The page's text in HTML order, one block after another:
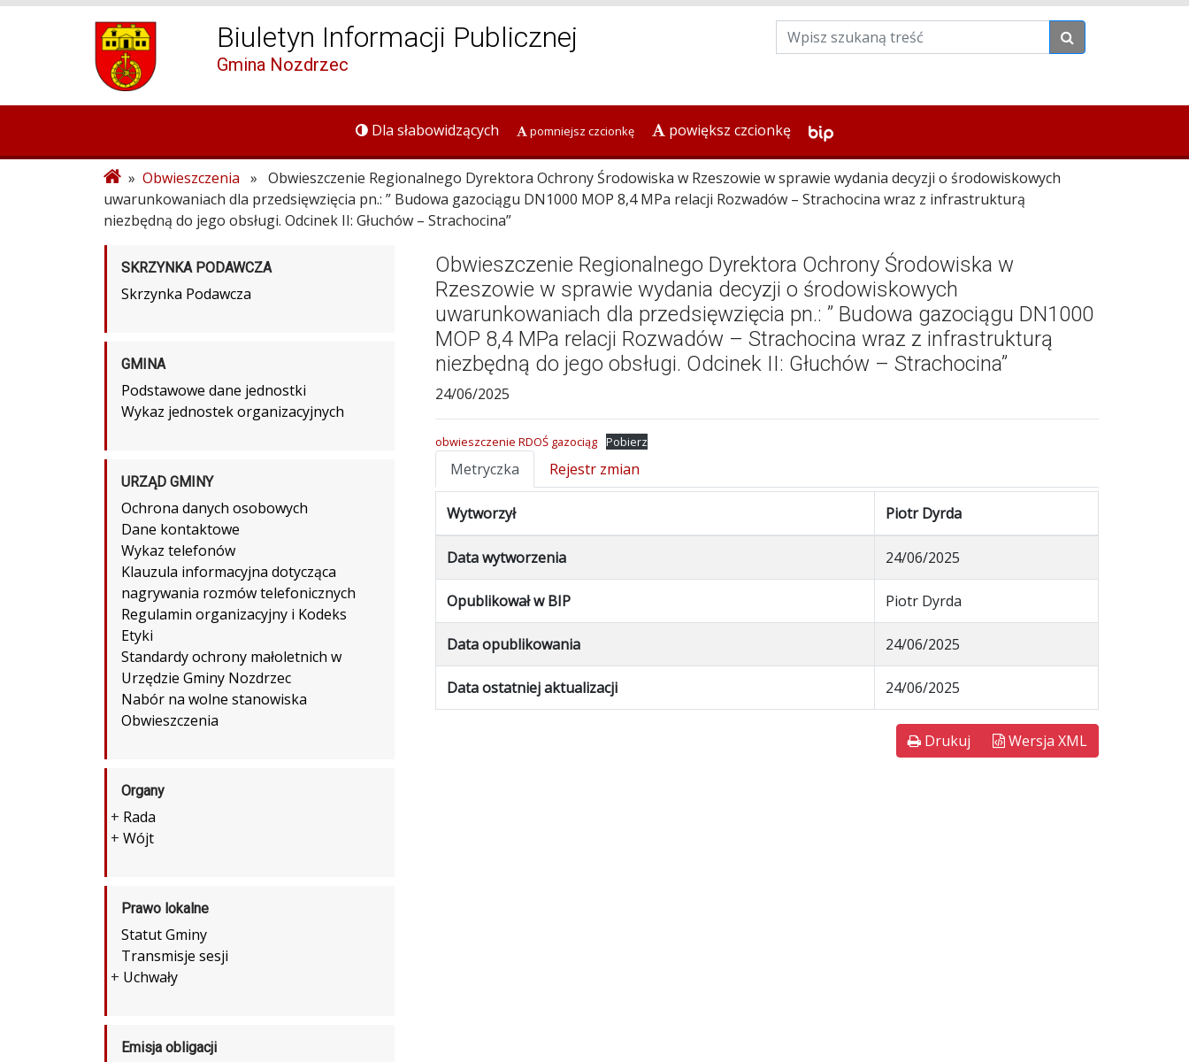
Biuletyn Informacji Publicznej
Gmina Nozdrzec
Dla słabowidzących pomniejsz czcionkę powiększ czcionkę
» Obwieszczenia » Obwieszczenie Regionalnego Dyrektora Ochrony Środowiska w Rzeszowie w sprawie wydania decyzji o środowiskowych
uwarunkowaniach dla przedsięwzięcia pn.: ” Budowa gazociągu DN1000 MOP 8,4 MPa relacji Rozwadów – Strachocina wraz z infrastrukturą
niezbędną do jego obsługi. Odcinek II: Głuchów – Strachocina”
SKRZYNKA PODAWCZA
Skrzynka Podawcza
GMINA
Podstawowe dane jednostki
Wykaz jednostek organizacyjnych
URZĄD GMINY
Ochrona danych osobowych
Dane kontaktowe
Wykaz telefonów
Klauzula informacyjna dotycząca
nagrywania rozmów telefonicznych
Regulamin organizacyjny i Kodeks
Etyki
Standardy ochrony małoletnich w
Urzędzie Gminy Nozdrzec
Nabór na wolne stanowiska
Obwieszczenia
Organy
+ Rada
+ Wójt
Prawo lokalne
Statut Gminy
Transmisje sesji
+ Uchwały
Emisja obligacji
Obwieszczenie Regionalnego Dyrektora Ochrony Środowiska w
Rzeszowie w sprawie wydania decyzji o środowiskowych
uwarunkowaniach dla przedsięwzięcia pn.: ” Budowa gazociągu DN1000
MOP 8,4 MPa relacji Rozwadów – Strachocina wraz z infrastrukturą
niezbędną do jego obsługi. Odcinek II: Głuchów – Strachocina”
24/06/2025
obwieszczenie RDOŚ gazociąg Pobierz
Metryczka Rejestr zmian
Wytworzył Piotr Dyrda
Data wytworzenia 24/06/2025
Opublikował w BIP Piotr Dyrda
Data opublikowania 24/06/2025
Data ostatniej aktualizacji 24/06/2025
Drukuj Wersja XML